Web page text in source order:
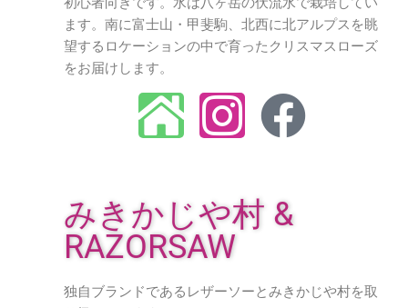
ます。南に富士山・甲斐駒、北西に北アルプスを眺
望するロケーションの中で育ったクリスマスローズ
をお届けします。
みきかじや村 &
RAZORSAW
独自ブランドであるレザーソーとみきかじや村を取